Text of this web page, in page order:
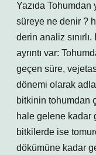
Yazıda
süreye ne denir ?
derin analiz
ayrıntı var:
geçen süre,
dönemi olarak
bitkinin tohumdan
hale gelene kadar
bitkilerde ise
dökümüne kadar